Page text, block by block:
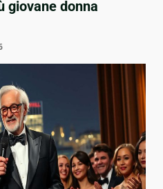
giovane donna